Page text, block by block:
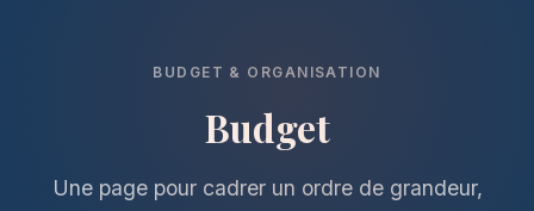
BUDGET & ORGANISATION
Budget
Une page pour cadrer un ordre de grandeur,